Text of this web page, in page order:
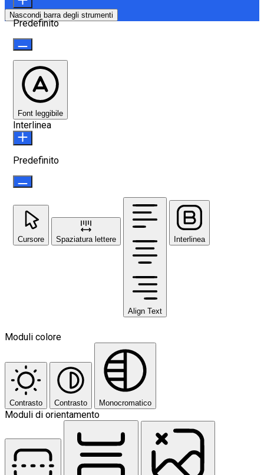
Nascondi barra degli strumenti
Predefinito
Font leggibile
Interlinea
Predefinito
Cursore Spaziatura lettere
Align Text
Interlinea
Moduli colore
Contrasto Contrasto Monocromatico
Moduli di orientamento